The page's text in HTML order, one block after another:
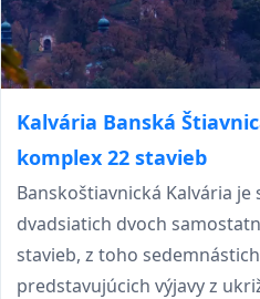
Kalvária Banská
komplex 22 stavieb
Banskoštiavnická Kalvária je
dvadsiatich dvoch
stavieb, z toho
predstavujúcich výjavy z